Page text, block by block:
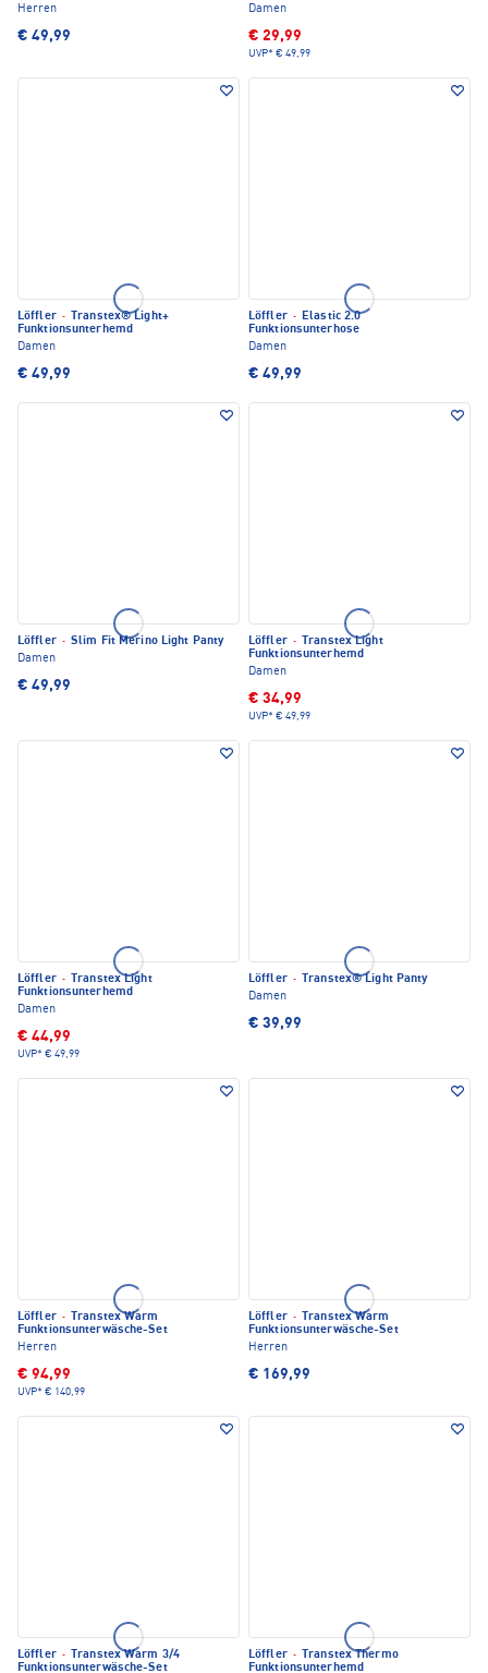
Herren
€ 49,99
Damen
€ 29,99
UVP* € 49,99
Löffler ·
Transtex® Light+
Funktionsunterhemd
Damen
€ 49,99
Löffler · Elastic 2.0
Funktionsunterhose
Damen
€ 49,99
Löffler · Slim Fit Merino Light Panty
Damen
€ 49,99
Löffler ·
Transtex Light
Funktionsunterhemd
Damen
€ 34,99
UVP* € 49,99
Löffler ·
Transtex Light
Funktionsunterhemd
Damen
€ 44,99
UVP* € 49,99
Löffler ·
Transtex® Light Panty
Damen
€ 39,99
Löffler ·
Transtex Warm
Funktionsunterwäsche-Set
Herren
€ 94,99
UVP* € 140,99
Löffler ·
Transtex Warm
Funktionsunterwäsche-Set
Herren
€ 169,99
Löffler ·
Transtex Warm 3/4
Funktionsunterwäsche-Set
Löffler ·
Transtex Thermo
Funktionsunterhemd